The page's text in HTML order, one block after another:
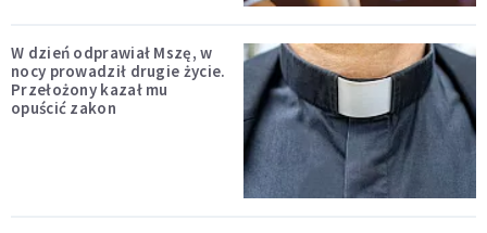
W dzień odprawiał Mszę, w
nocy prowadził drugie życie.
Przełożony kazał mu
opuścić zakon